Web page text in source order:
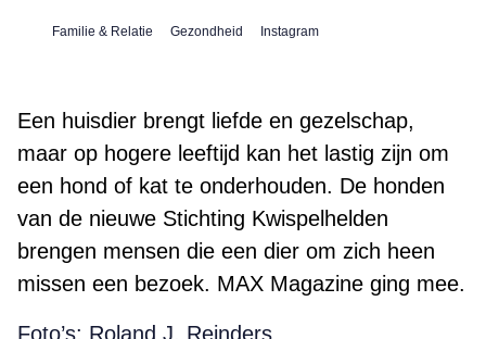
Familie & Relatie Gezondheid Instagram
Een huisdier brengt liefde en gezelschap,
maar op hogere leeftijd kan het lastig zijn om
een hond of kat te onderhouden. De honden
van de nieuwe Stichting Kwispelhelden
brengen mensen die een dier om zich heen
missen een bezoek. MAX Magazine ging mee.
Foto’s: Roland J. Reinders